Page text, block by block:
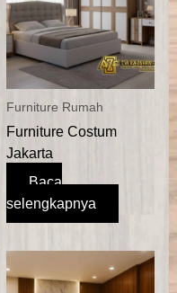
Furniture Rumah
Furniture Costum
Jakarta
Baca
selengkapnya